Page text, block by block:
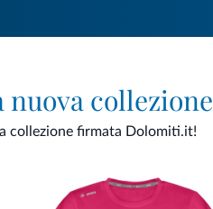
collezione
collezione firmata Dolomiti.it!